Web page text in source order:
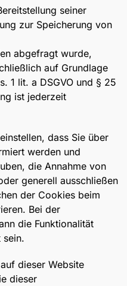
seiner
zur Speicherung von
abgefragt wurde,
auf Grundlage
1 lit. a DSGVO und § 25
ist jederzeit
dass Sie über
werden und
die Annahme von
generell ausschließen
der Cookies beim
Bei der
die Funktionalität
sein.
dieser Website
dieser